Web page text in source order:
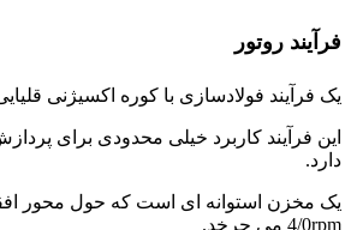
فرآیند روتور
یک فرآیند فولادسازی با کوره اکسیژنی
این فرآیند کاربرد خیلی محدودی برای
دارد.
4/0rpm می چرخد.